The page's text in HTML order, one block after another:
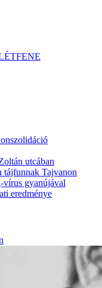
utcában
tájfunnak Tajvanon
vírus gyanújával
eredménye